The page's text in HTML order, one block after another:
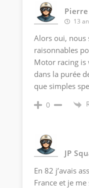
13
Alors oui, nous
raisonnables
Motor racing is
dans la purée
que simples
0
JP
En 82 j’avais
France et je